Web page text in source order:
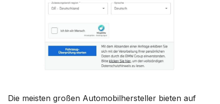
Die meisten großen Automobilhersteller bieten auf